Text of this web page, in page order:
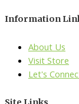
Information
About Us
Visit Store
Let's